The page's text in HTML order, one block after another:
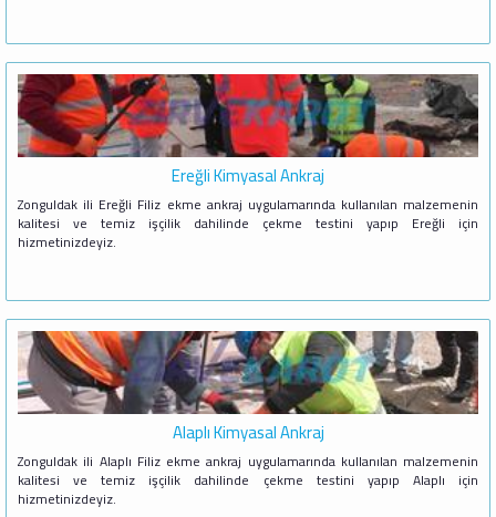
Ereğli Kimyasal Ankraj
Zonguldak ili Ereğli Filiz ekme ankraj uygulamarında kullanılan malzemenin
kalitesi ve temiz işçilik dahilinde çekme testini yapıp Ereğli için
hizmetinizdeyiz.
Alaplı Kimyasal Ankraj
Zonguldak ili Alaplı Filiz ekme ankraj uygulamarında kullanılan malzemenin
kalitesi ve temiz işçilik dahilinde çekme testini yapıp Alaplı için
hizmetinizdeyiz.